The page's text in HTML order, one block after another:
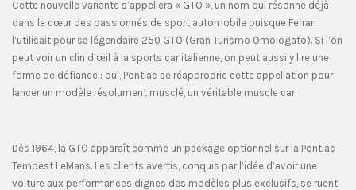
Cette nouvelle variante s’appellera « GTO », un nom qui résonne déjà
dans le cœur des passionnés de sport automobile puisque Ferrari
l’utilisait pour sa légendaire 250 GTO (Gran Turismo Omologato). Si l’on
peut voir un clin d’œil à la sports car italienne, on peut aussi y lire une
forme de défiance : oui, Pontiac se réapproprie cette appellation pour
lancer un modèle résolument musclé, un véritable muscle car.
Dès 1964, la GTO apparaît comme un package optionnel sur la Pontiac
Tempest LeMans. Les clients avertis, conquis par l’idée d’avoir une
voiture aux performances dignes des modèles plus exclusifs, se ruent